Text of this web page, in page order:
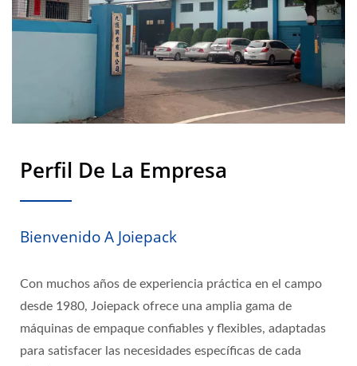
Perfil De La Empresa
Bienvenido A Joiepack
Con muchos años de experiencia práctica en el campo
desde 1980, Joiepack ofrece una amplia gama de
máquinas de empaque confiables y flexibles, adaptadas
para satisfacer las necesidades específicas de cada